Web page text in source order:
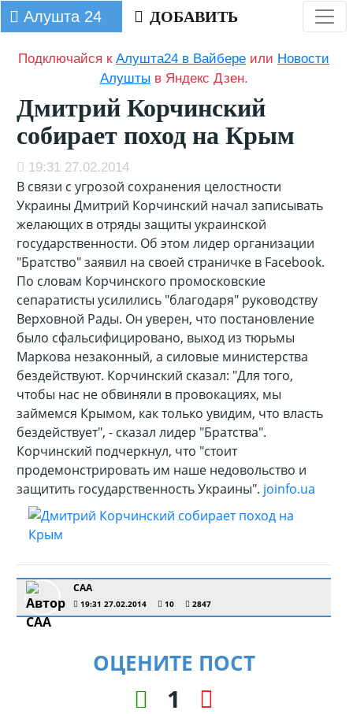
Алушта 24 ДОБАВИТЬ
Подключайся кАлушта24 в Вайбере или Новости
Алушты в Яндекс Дзен.
Дмитрий Корчинский
собирает поход на Крым
19:31 27.02.2014
В связи с угрозой сохранения целостности
Украины Дмитрий Корчинский начал записывать
желающих в отряды защиты украинской
государственности. Об этом лидер организации
"Братство" заявил на своей страничке в Facebook.
По словам Корчинского промосковские
сепаратисты усилились "благодаря" руководству
Верховной Рады. Он уверен, что постановление
было сфальсифицировано, выход из тюрьмы
Маркова незаконный, а силовые министерства
бездействуют. Корчинский сказал: "Для того,
чтобы нас не обвиняли в провокациях, мы
займемся Крымом, как только увидим, что власть
бездействует", - сказал лидер "Братства".
Корчинский подчеркнул, что "стоит
продемонстрировать им наше недовольство и
защитить государственность Украины". joinfo.ua
CAA
19:31 27.02.2014 10 2847
ОЦЕНИТЕ ПОСТ
1